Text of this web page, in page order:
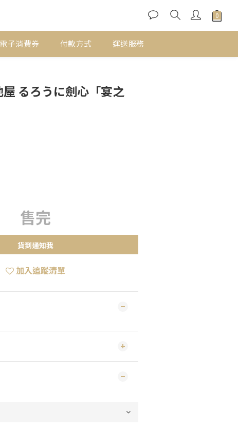
電子消費券 付款方式 運送服務
るろうに劍心「宴之
售完
貨到通知我
加入追蹤清單